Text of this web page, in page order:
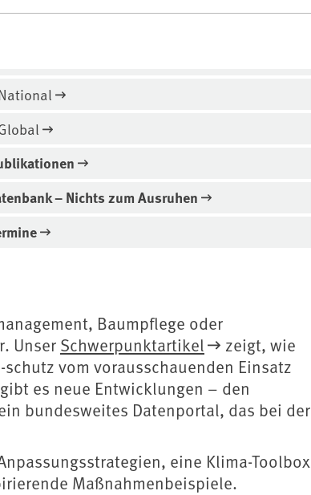
– Nichts zum Ausruhen
Baumpflege oder
Unser Schwerpunktartikel
zeigt, wie
vom vorausschauenden Einsatz
es neue Entwicklungen – den
bundesweites Datenportal, das bei der
eine Klima-Toolbox
Maßnahmenbeispiele.